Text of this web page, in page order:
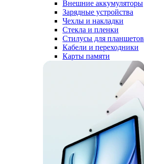
Внешние аккумуляторы
Зарядные устройства
Чехлы и накладки
Стекла и пленки
Стилусы для планшетов
Кабели и переходники
Карты памяти